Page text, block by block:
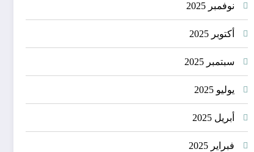
نوفمبر 2025
أكتوبر 2025
سبتمبر 2025
يوليو 2025
أبريل 2025
فبراير 2025